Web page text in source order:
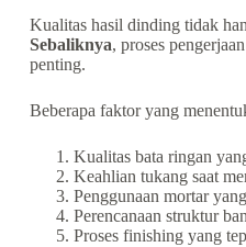
Kualitas hasil dinding tidak
Sebaliknya, proses
penting.
Beberapa faktor yang
Kualitas bata ringan
Keahlian tukang saat
Penggunaan mortar
Perencanaan struktur
Proses finishing yang